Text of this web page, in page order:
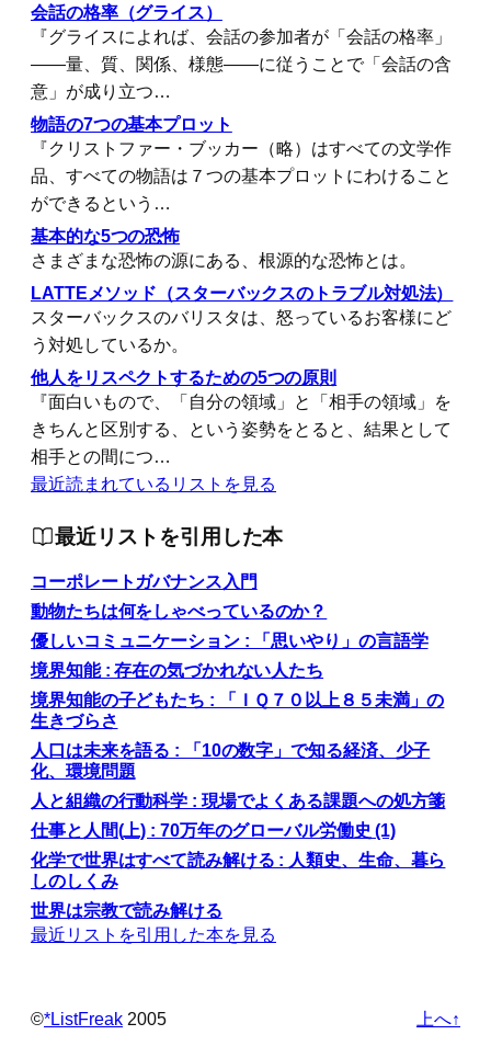
会話の格率（グライス）
『グライスによれば、会話の参加者が「会話の格率」
――量、質、関係、様態――に従うことで「会話の含
意」が成り立つ…
物語の7つの基本プロット
『クリストファー・ブッカー（略）はすべての文学作
品、すべての物語は７つの基本プロットにわけること
ができるという…
基本的な5つの恐怖
さまざまな恐怖の源にある、根源的な恐怖とは。
LATTEメソッド（スターバックスのトラブル対処法）
スターバックスのバリスタは、怒っているお客様にど
う対処しているか。
他人をリスペクトするための5つの原則
『面白いもので、「自分の領域」と「相手の領域」を
きちんと区別する、という姿勢をとると、結果として
相手との間につ…
最近読まれているリストを見る
最近リストを引用した本
コーポレートガバナンス入門
動物たちは何をしゃべっているのか？
優しいコミュニケーション : 「思いやり」の言語学
境界知能 : 存在の気づかれない人たち
境界知能の子どもたち : 「ＩＱ７０以上８５未満」の
生きづらさ
人口は未来を語る : 「10の数字」で知る経済、少子
化、環境問題
人と組織の行動科学 : 現場でよくある課題への処方箋
仕事と人間(上) : 70万年のグローバル労働史 (1)
化学で世界はすべて読み解ける : 人類史、生命、暮ら
しのしくみ
世界は宗教で読み解ける
最近リストを引用した本を見る
©️*ListFreak 2005 上へ↑